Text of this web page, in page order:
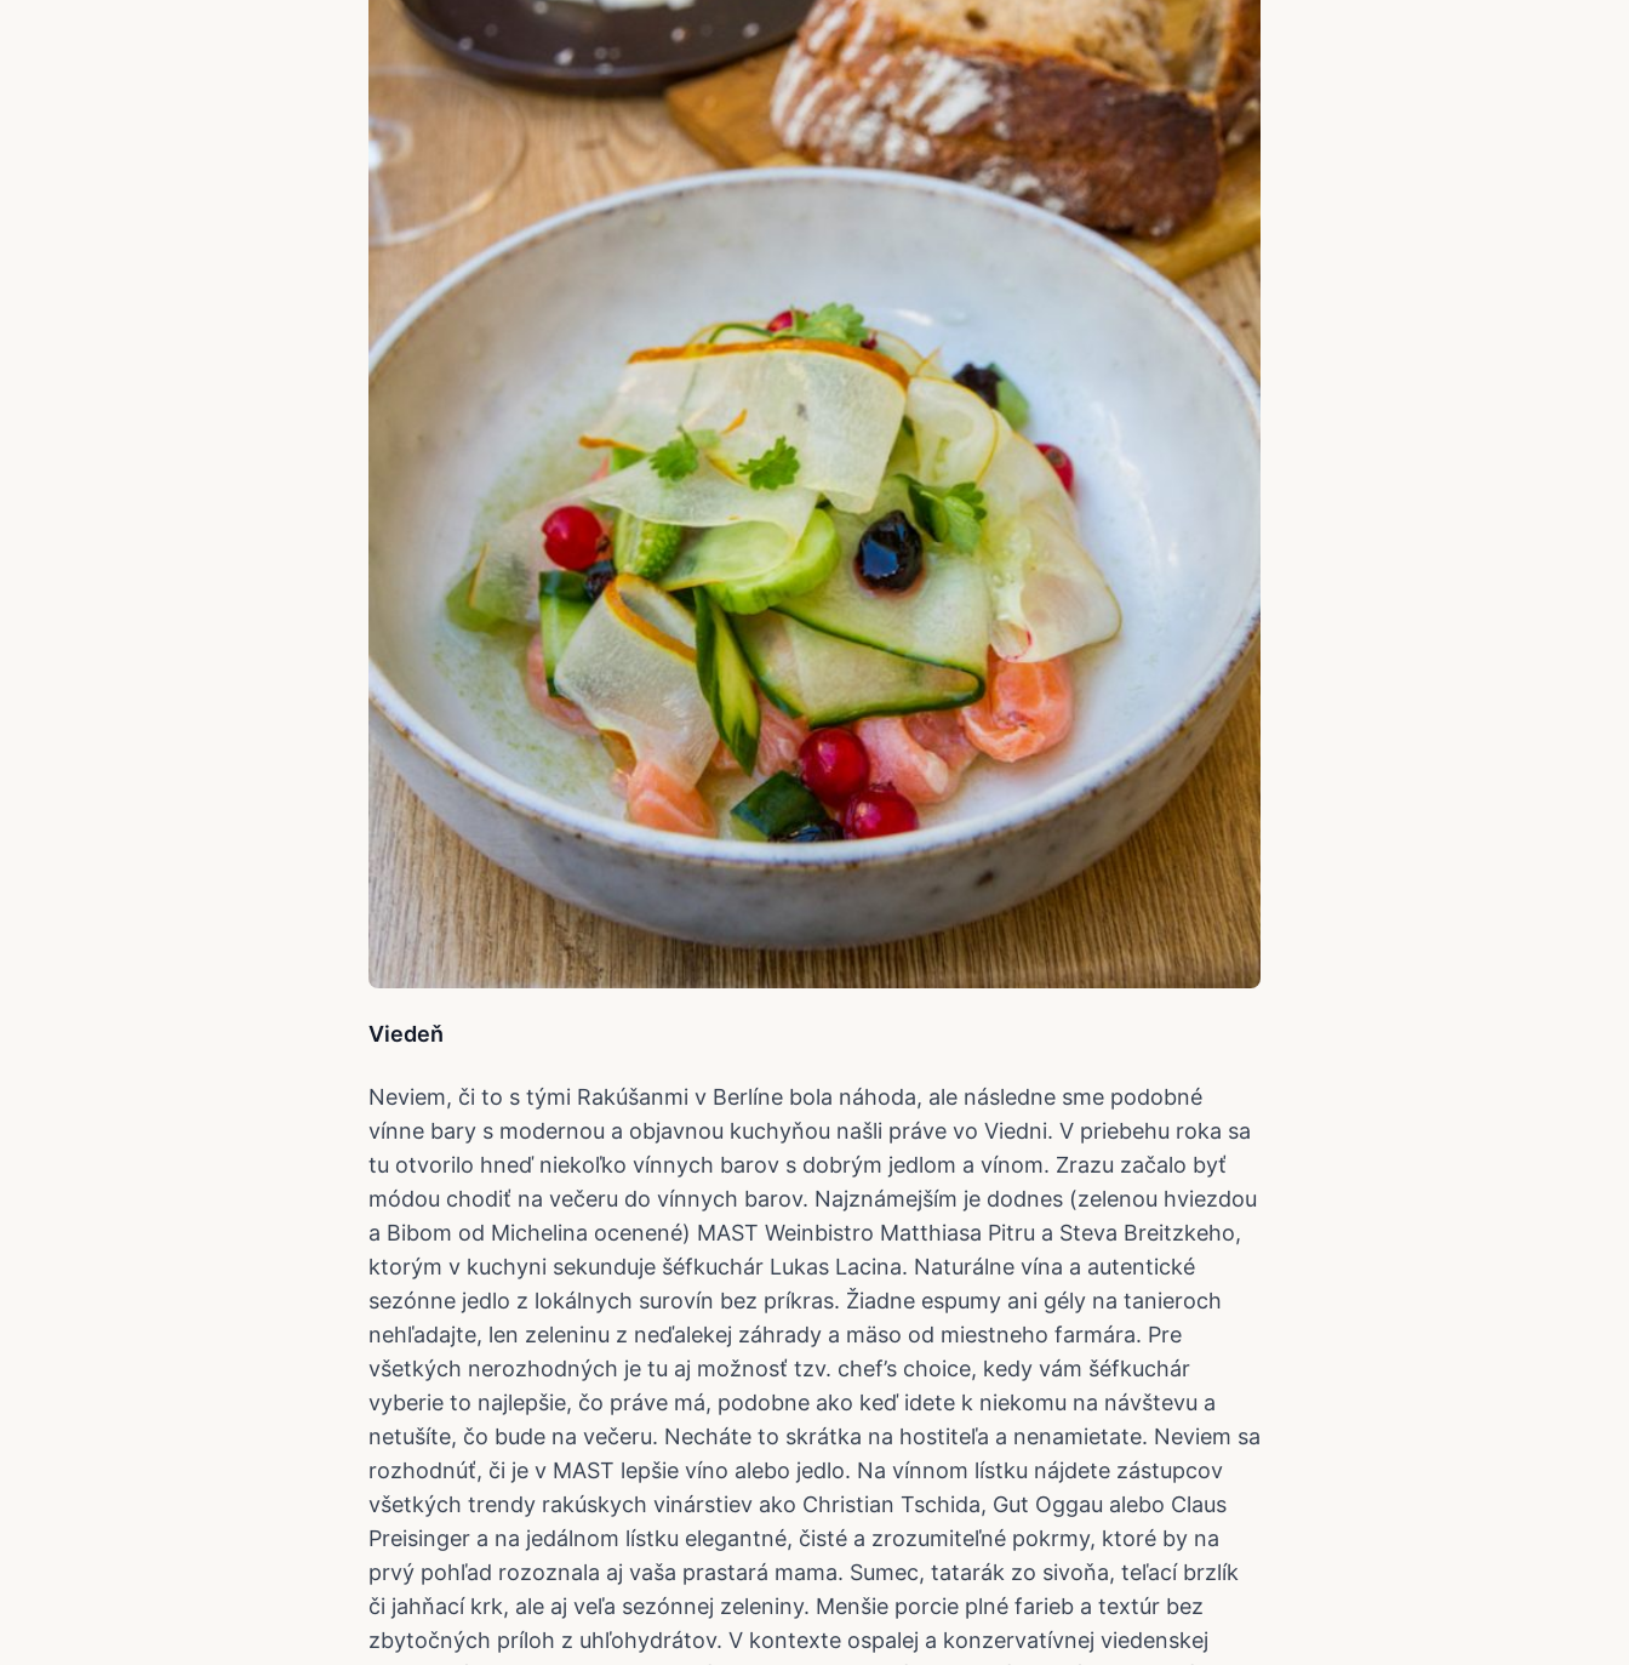
Viedeň
Neviem, či to s tými Rakúšanmi v Berlíne bola náhoda, ale následne sme podobné
vínne bary s modernou a objavnou kuchyňou našli práve vo Viedni. V priebehu roka sa
tu otvorilo hneď niekoľko vínnych barov s dobrým jedlom a vínom. Zrazu začalo byť
módou chodiť na večeru do vínnych barov. Najznámejším je dodnes (zelenou hviezdou
a Bibom od Michelina ocenené) MAST Weinbistro Matthiasa Pitru a Steva Breitzkeho,
ktorým v kuchyni sekunduje šéfkuchár Lukas Lacina. Naturálne vína a autentické
sezónne jedlo z lokálnych surovín bez príkras. Žiadne espumy ani gély na tanieroch
nehľadajte, len zeleninu z neďalekej záhrady a mäso od miestneho farmára. Pre
všetkých nerozhodných je tu aj možnosť tzv. chef’s choice, kedy vám šéfkuchár
vyberie to najlepšie, čo práve má, podobne ako keď idete k niekomu na návštevu a
netušíte, čo bude na večeru. Necháte to skrátka na hostiteľa a nenamietate. Neviem sa
rozhodnúť, či je v MAST lepšie víno alebo jedlo. Na vínnom lístku nájdete zástupcov
všetkých trendy rakúskych vinárstiev ako Christian Tschida, Gut Oggau alebo Claus
Preisinger a na jedálnom lístku elegantné, čisté a zrozumiteľné pokrmy, ktoré by na
prvý pohľad rozoznala aj vaša prastará mama. Sumec, tatarák zo sivoňa, teľací brzlík
či jahňací krk, ale aj veľa sezónnej zeleniny. Menšie porcie plné farieb a textúr bez
zbytočných príloh z uhľohydrátov. V kontexte ospalej a konzervatívnej viedenskej